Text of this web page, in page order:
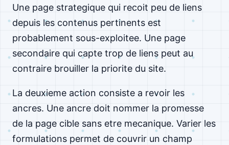
Une page strategique qui recoit peu de liens
depuis les contenus pertinents est
probablement sous-exploitee. Une page
secondaire qui capte trop de liens peut au
contraire brouiller la priorite du site.
La deuxieme action consiste a revoir les
ancres. Une ancre doit nommer la promesse
de la page cible sans etre mecanique. Varier les
formulations permet de couvrir un champ